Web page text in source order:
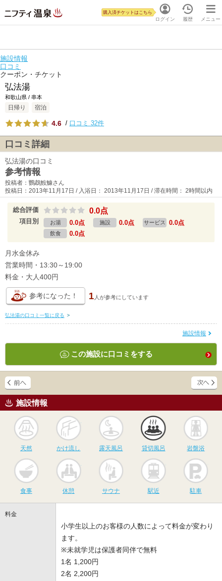
ログイン
購入済チケットはこちら
履歴 メニュー
施設情報
口コミ
クーポン・チケット
弘法湯
和歌山県 / 串本
日帰り 宿泊
4.6 / 口コミ 32件
口コミ詳細
弘法湯の口コミ
参考情報
投稿者：鸚鵡鮟鱇さん
投稿日：2013年11月17日 / 入浴日： 2013年11月17日 / 滞在時間： 2時間以内
総合評価 0.0点
項目別 お湯 0.0点 施設 0.0点 サービス 0.0点
飲食 0.0点
月水金休み
営業時間・13:30～19:00
料金・大人400円
参考になった！ 1 人が参考にしています
弘法湯の口コミ一覧に戻る >
施設情報
この施設に口コミをする
施設情報
天然
かけ流し
かけ流し
露天風呂
露天風呂
貸切風呂
貸切風呂 岩盤浴
食事 休憩
サウナ
サウナ 駅近 駐車
料金
小学生以上のお客様の人数によって料金が変わり
ます。
※未就学児は保護者同伴で無料
1名 1,200円
2名 2,200円